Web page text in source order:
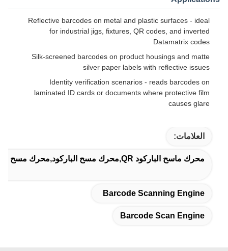
Reflective barcodes on metal and plastic surfaces - ideal
for industrial jigs, fixtures, QR codes, and inverted
Datamatrix codes
Silk-screened barcodes on product housings and matte
silver paper labels with reflective issues
Identity verification scenarios - reads barcodes on
laminated ID cards or documents where protective film
causes glare
العلامات:
محرك ماسح الباركود QR,محرك مسح الباركود,محرك مسح الباركود
Barcode Scanning Engine
Barcode Scan Engine